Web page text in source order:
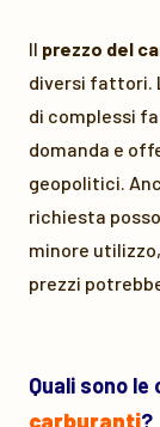
Il prezzo del
diversi fattori.
di complessi
domanda e
geopolitici.
richiesta
minore
prezzi
Quali sono
carburanti?